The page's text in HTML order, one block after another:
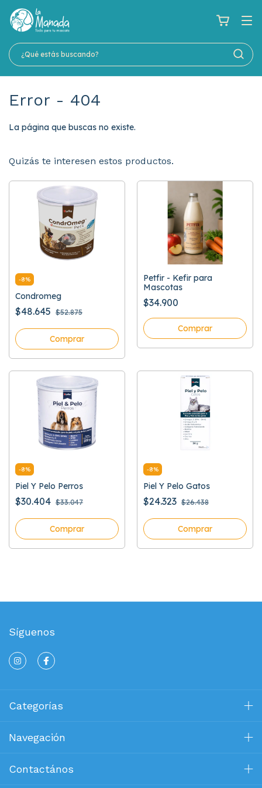
Error - 404
La página que buscas no existe.
Quizás te interesen estos productos.
-8%
Condromeg
$48.645 $52.875
Comprar
Petfir - Kefir para
Mascotas
$34.900
-8%
Piel Y Pelo Perros
$30.404 $33.047
Comprar
-8%
Piel Y Pelo Gatos
$24.323 $26.438
Comprar
Síguenos
Categorías
Navegación
Contactános